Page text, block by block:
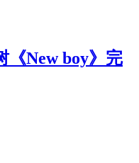
《New boy》完